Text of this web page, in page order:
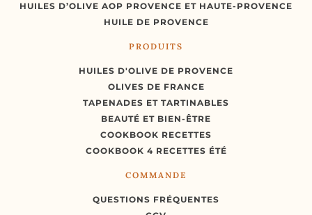
HUILES D’OLIVE AOP PROVENCE ET HAUTE-PROVENCE
HUILE DE PROVENCE
PRODUITS
HUILES D'OLIVE DE PROVENCE
OLIVES DE FRANCE
TAPENADES ET TARTINABLES
BEAUTÉ ET BIEN-ÊTRE
COOKBOOK RECETTES
COOKBOOK 4 RECETTES ÉTÉ
COMMANDE
QUESTIONS FRÉQUENTES